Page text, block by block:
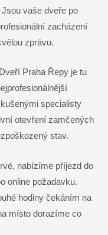
vaše dveře po
zacházení
zprávu.
Praha Řepy je tu
specialisty
otevření zamčených
stav.
nabízíme příjezd do
online požadavku.
hodiny čekáním na
místo dorazíme co